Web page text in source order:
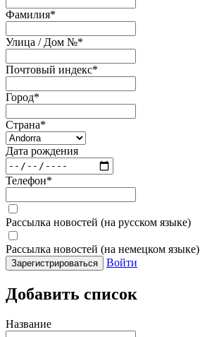
Фамилия*
Улица / Дом №*
Почтовый индекс*
Город*
Страна*
Дата рождения
Телефон*
Рассылка новостей (на русском языке)
Рассылка новостей (на немецком языке)
Зарегистрироваться Войти
Добавить список
Название